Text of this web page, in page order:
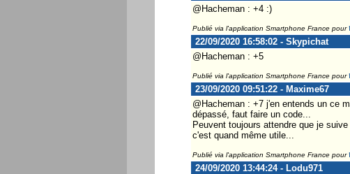
@Hacheman : +4 :)
Publié via l'application Smartphone France pour
22/09/2020 16:58:02 - Skypichat
@Hacheman : +5
Publié via l'application Smartphone France pour
23/09/2020 09:51:22 - Maxime67
@Hacheman : +7 j'en entends un ce
dépassé, faut faire un code...
Peuvent toujours attendre que je
c'est quand même utile...
Publié via l'application Smartphone France pour
24/09/2020 13:44:24 - Lodu971